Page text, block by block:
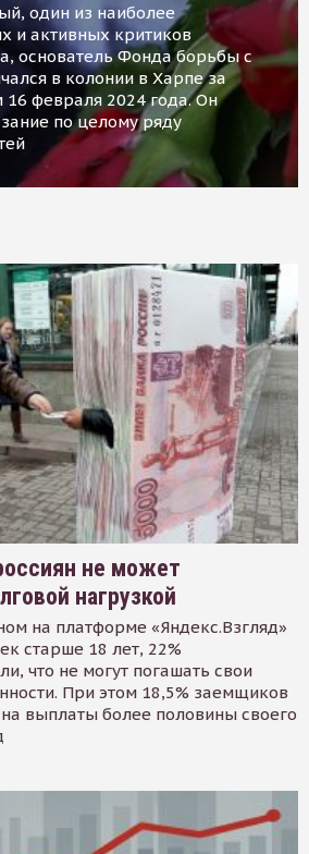
один из наиболее
и активных критиков
основатель Фонда борьбы с
в колонии в Харпе за
февраля 2024 года. Он
по целому ряду
не может
нагрузкой
на платформе «Яндекс.Взгляд»
старше 18 лет, 22%
что не могут погашать свои
При этом 18,5% заемщиков
выплаты более половины своего